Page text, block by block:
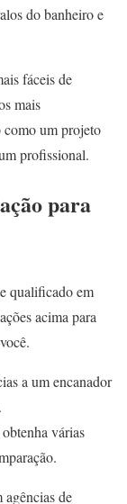
do banheiro e
fáceis de
mais
como um projeto
profissional.
para
qualificado em
acima para
a um encanador
várias
agências de